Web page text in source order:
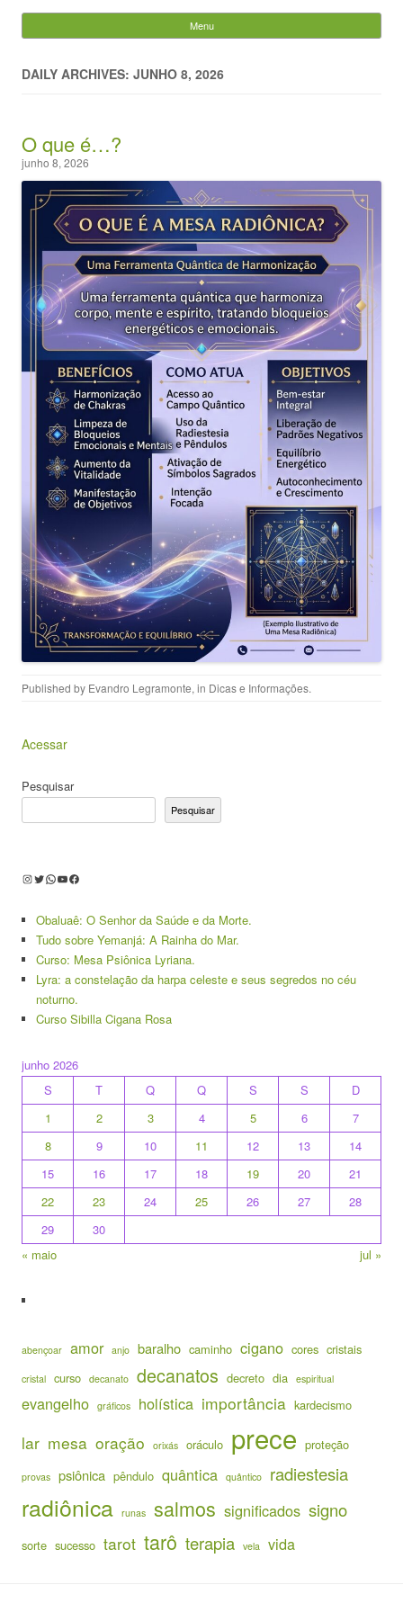
Evandro Legramonte
por:
Menu
DAILY ARCHIVES: JUNHO 8, 2026
O que é…?
junho 8, 2026
Published by Evandro Legramonte, in Dicas e Informações.
Acessar
Pesquisar
Pesquisar
Instagram
Twitter
WhatsApp
Youtube
Facebook
Obaluaê: O Senhor da Saúde e da Morte.
Tudo sobre Yemanjá: A Rainha do Mar.
Curso: Mesa Psiônica Lyriana.
Lyra: a constelação da harpa celeste e seus segredos no céu
noturno.
Curso Sibilla Cigana Rosa
junho 2026
S
T Q Q S S
D
1
2 3 4 5 6
7
8
9 10 11 12 13
14
15
16 17 18 19 20
21
22
23 24 25 26 27
28
29
30
« maio
jul »
abençoar amor anjo baralho caminho cigano cores cristais
cristal curso decanato decanatos decreto dia espiritual
evangelho gráficos holística importância kardecismo
lar mesa oração orixás oráculo prece proteção
provas psiônica pêndulo quântica quântico radiestesia
radiônica runas salmos significados signo
sorte sucesso tarot tarô terapia vela vida